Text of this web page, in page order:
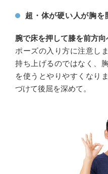
超・体が硬い人が胸を
腕で床を押して膝を前方向
ポーズの入り方に注意し
持ち上げるのではなく、
を使うとやりやすくなり
づけて後屈を深めて。